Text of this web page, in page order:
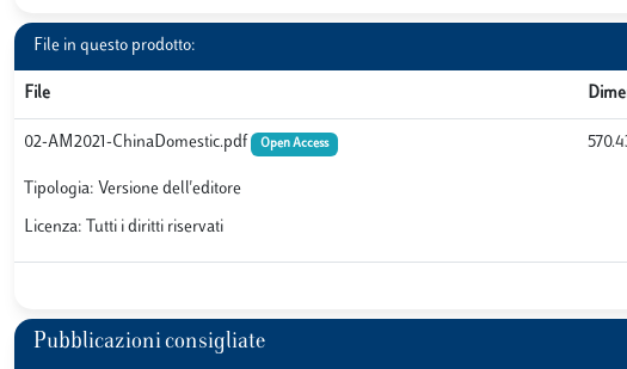
File in questo prodotto:
File
02-AM2021-ChinaDomestic.pdf Open Access
Tipologia: Versione dell'editore
Licenza: Tutti i diritti riservati
Pubblicazioni consigliate